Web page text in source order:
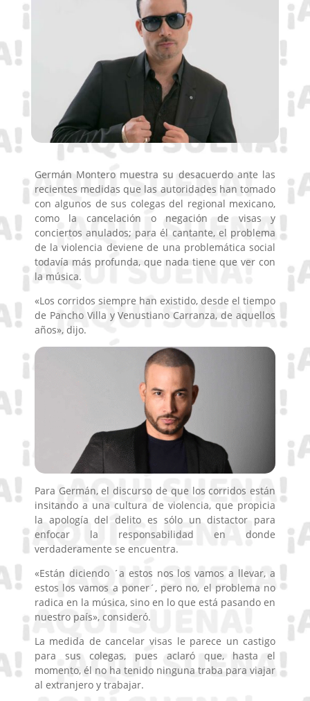
Germán Montero muestra su desacuerdo ante las
recientes medidas que las autoridades han tomado
con algunos de sus colegas del regional mexicano,
como la cancelación o negación de visas y
conciertos anulados; para él cantante, el problema
de la violencia deviene de una problemática social
todavía más profunda, que nada tiene que ver con
la música.
«Los corridos siempre han existido, desde el tiempo
de Pancho Villa y Venustiano Carranza, de aquellos
años», dijo.
Para Germán, el discurso de que los corridos están
insitando a una cultura de violencia, que propicia
la apología del delito es sólo un distactor para
enfocar la responsabilidad en donde
verdaderamente se encuentra.
«Están diciendo ´a estos nos los vamos a llevar, a
estos los vamos a poner´, pero no, el problema no
radica en la música, sino en lo que está pasando en
nuestro país», consideró.
La medida de cancelar visas le parece un castigo
para sus colegas, pues aclaró que, hasta el
momento, él no ha tenido ninguna traba para viajar
al extranjero y trabajar.